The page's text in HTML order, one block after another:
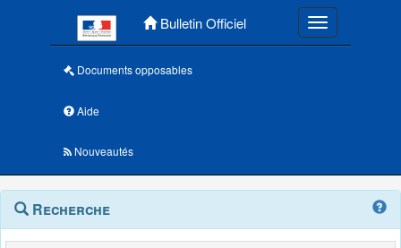
Bulletin Officiel Toggle
Documents opposables
Aide
Nouveautés
Navigation
outils
Menu
contextuel
Recherche